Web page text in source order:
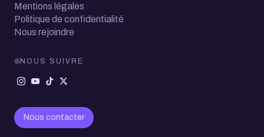
Mentions légales
Politique de confidentialité
Nous rejoindre
NOUS SUIVRE
Nous contacter